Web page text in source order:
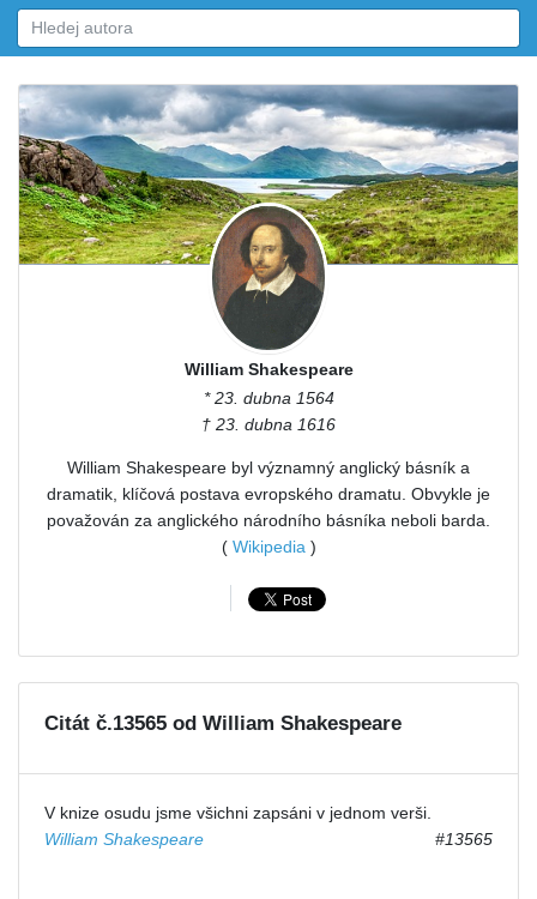
William Shakespeare
* 23. dubna 1564
† 23. dubna 1616
William Shakespeare byl významný anglický básník a
dramatik, klíčová postava evropského dramatu. Obvykle je
považován za anglického národního básníka neboli barda.
( Wikipedia )
Citát č.13565 od William Shakespeare
V knize osudu jsme všichni zapsáni v jednom verši.
William Shakespeare
#13565